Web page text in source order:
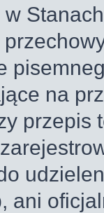
na
przepis
ani